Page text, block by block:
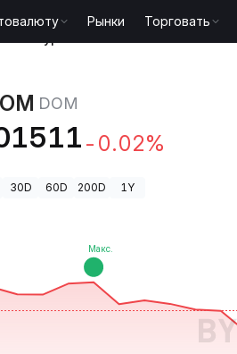
Рынки Торговать
DOM
-0.02%
30D 60D 200D 1Y